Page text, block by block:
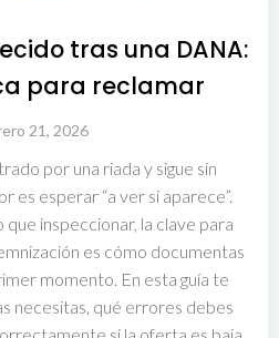
tras una DANA:
para reclamar
21, 2026
por una riada y sigue sin
es esperar “a ver si aparece”.
que inspeccionar, la clave para
es cómo documentas
momento. En esta guía te
necesitas, qué errores debes